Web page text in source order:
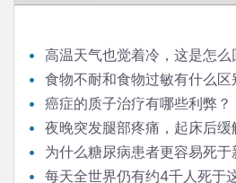
高温天气也觉着冷，这是怎么
食物不耐和食物过敏有什么区
癌症的质子治疗有哪些利弊？
夜晚突发腿部疼痛，起床后缓
为什么糖尿病患者更容易死于
每天全世界仍有约4千人死于